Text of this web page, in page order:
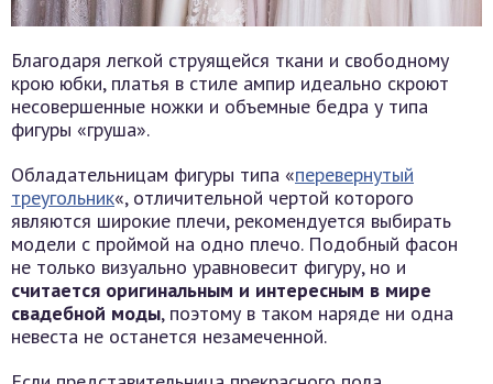
Благодаря легкой струящейся ткани и свободному
крою юбки, платья в стиле ампир идеально скроют
несовершенные ножки и объемные бедра у типа
фигуры «груша».
Обладательницам фигуры типа «перевернутый
треугольник«, отличительной чертой которого
являются широкие плечи, рекомендуется выбирать
модели с проймой на одно плечо. Подобный фасон
не только визуально уравновесит фигуру, но и
считается оригинальным и интересным в мире
свадебной моды, поэтому в таком наряде ни одна
невеста не останется незамеченной.